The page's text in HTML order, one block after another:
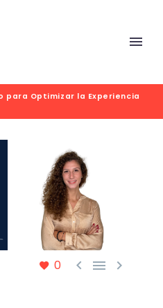
Optimizar la Experiencia
0   